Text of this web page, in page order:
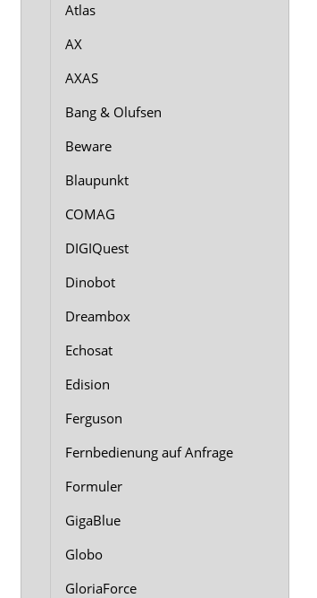
Atlas
AX
AXAS
Bang & Olufsen
Beware
Blaupunkt
COMAG
DIGIQuest
Dinobot
Dreambox
Echosat
Edision
Ferguson
Fernbedienung auf Anfrage
Formuler
GigaBlue
Globo
GloriaForce